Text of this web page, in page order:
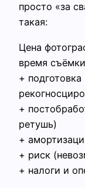
просто «за
такая:
Цена
время
+
+
ретушь)
+
+ риск
+ налоги и